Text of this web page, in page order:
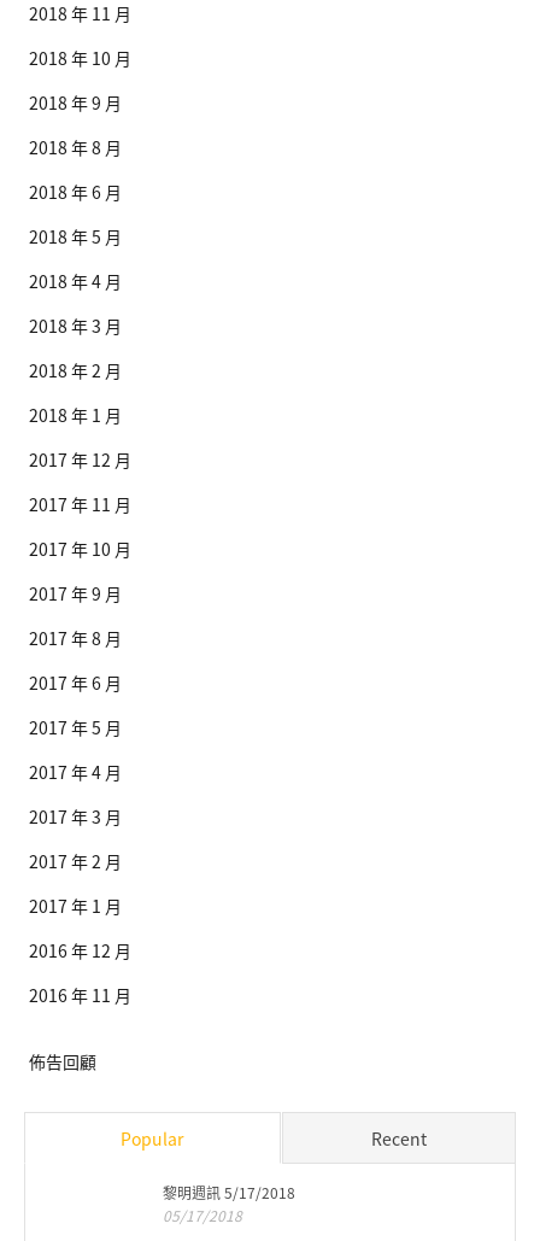
2018 年 11 月
2018 年 10 月
2018 年 9 月
2018 年 8 月
2018 年 6 月
2018 年 5 月
2018 年 4 月
2018 年 3 月
2018 年 2 月
2018 年 1 月
2017 年 12 月
2017 年 11 月
2017 年 10 月
2017 年 9 月
2017 年 8 月
2017 年 6 月
2017 年 5 月
2017 年 4 月
2017 年 3 月
2017 年 2 月
2017 年 1 月
2016 年 12 月
2016 年 11 月
佈告回顧
Popular Recent
黎明週訊 5/17/2018
05/17/2018